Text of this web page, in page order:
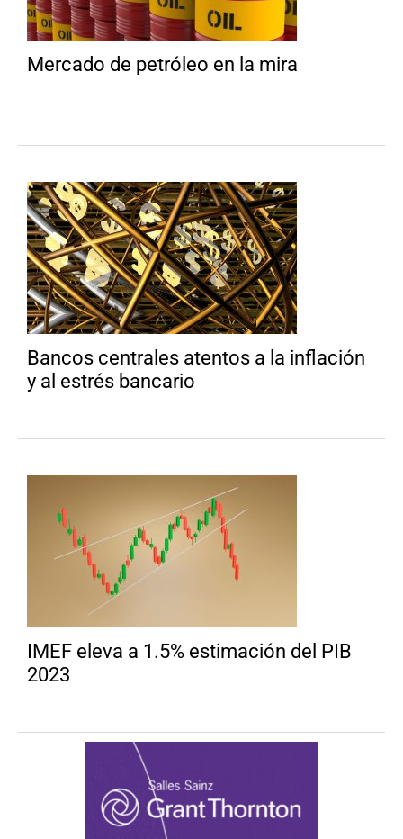
Mercado de petróleo en la mira
Bancos centrales atentos a la inflación
y al estrés bancario
IMEF eleva a 1.5% estimación del PIB
2023